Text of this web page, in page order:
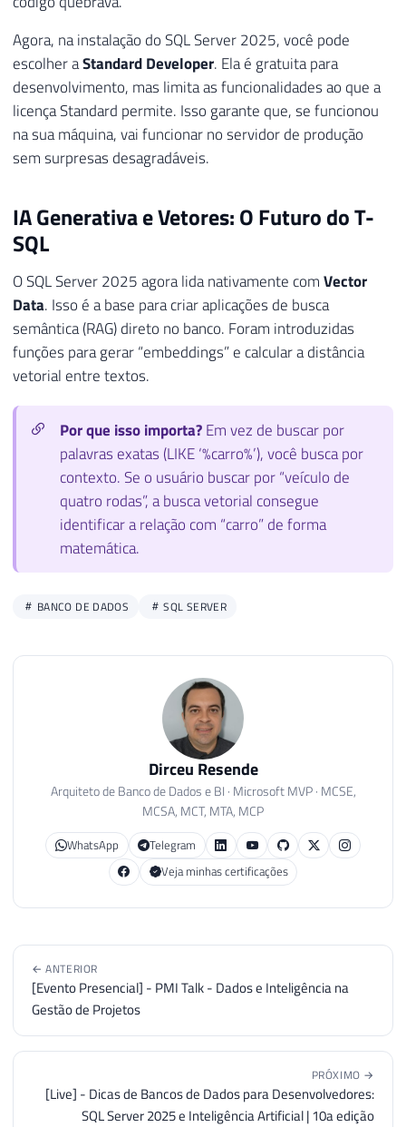
Agora, na instalação do SQL Server 2025, você pode
escolher aStandard Developer. Ela é gratuita para
desenvolvimento, mas limita as funcionalidades ao que a
licença Standard permite. Isso garante que, se funcionou
na sua máquina, vai funcionar no servidor de produção
sem surpresas desagradáveis.
IA Generativa e Vetores: O Futuro do T-
SQL
O SQL Server 2025 agora lida nativamente comVector
Data. Isso é a base para criar aplicações de busca
semântica (RAG) direto no banco. Foram introduzidas
funções para gerar “embeddings” e calcular a distância
vetorial entre textos.
Por que isso importa?Em vez de buscar por
palavras exatas (LIKE ‘%carro%’), você busca por
contexto. Se o usuário buscar por “veículo de
quatro rodas”, a busca vetorial consegue
identificar a relação com “carro” de forma
matemática.
BANCO DE DADOS SQL SERVER
Dirceu Resende
Arquiteto de Banco de Dados e BI · Microsoft MVP · MCSE,
MCSA, MCT, MTA, MCP
WhatsApp
Telegram
Veja minhas certificações
← ANTERIOR
[Evento Presencial] - PMI Talk - Dados e Inteligência na
Gestão de Projetos
PRÓXIMO →
[Live] - Dicas de Bancos de Dados para Desenvolvedores:
SQL Server 2025 e Inteligência Artificial | 10a edição